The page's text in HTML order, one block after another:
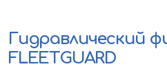
Гидравлический
FLEETGUARD